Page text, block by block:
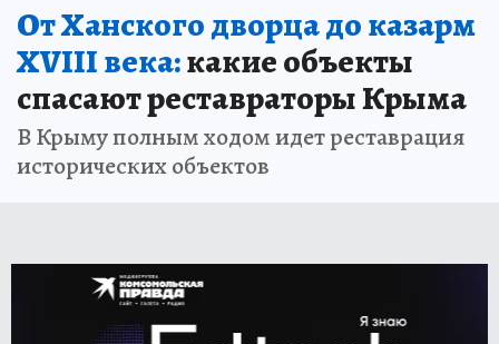
От Ханского дворца до казарм
XVIII века:какие объекты
спасают реставраторы Крыма
В Крыму полным ходом идет реставрация
исторических объектов